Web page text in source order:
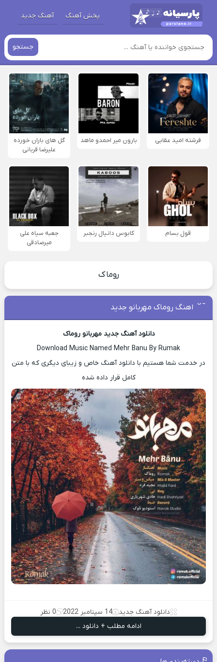
پخش آهنگ آهنگ جدید
جستجو
فرشته امید عقابی بارون میر احمدو ماهد
گل های باران خورده
علیرضا قربانی
قول بسام کابوس دانیال رنجبر
جعبه سیاه علی
میرصادقی
روماک
اهنگ روماک مهربانو جدید
دانلود آهنگ جدید مهربانو روماک
Download Music Named Mehr Banu By Rumak
در خدمت شما هستیم با دانلود آهنگ خاص و زیبای دیگری که با متن
کامل قرار داده شده
دانلود آهنگ جدید 14 سپتامبر 2022
0 نظر
ادامه مطلب + دانلود ...